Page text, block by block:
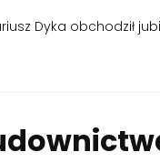
Dyka